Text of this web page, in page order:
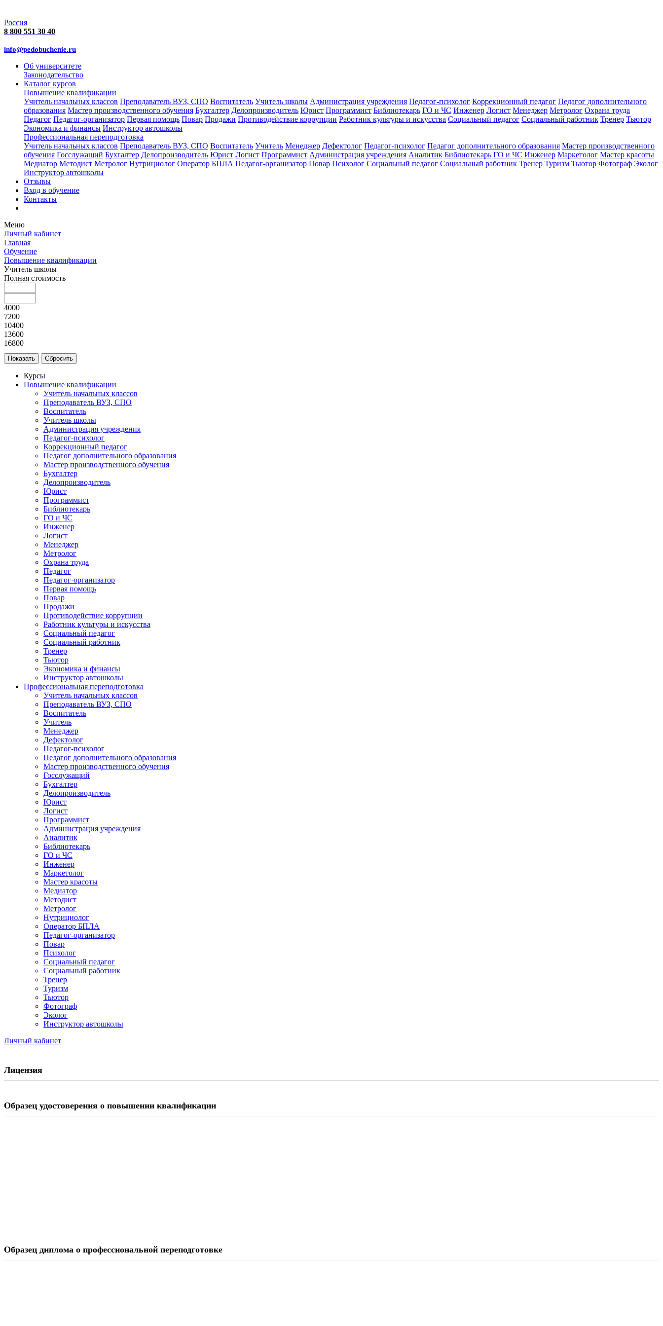
Россия
8 800 551 30 40
info@pedobuchenie.ru
Об университете
Законодательство
Каталог курсов
Повышение квалификации
Учитель начальных классов Преподаватель ВУЗ, СПО Воспитатель Учитель школы Администрация учреждения Педагог-психолог Коррекционный педагог Педагог дополнительного
образования Мастер производственного обучения Бухгалтер Делопроизводитель Юрист Программист Библиотекарь ГО и ЧС Инженер Логист Менеджер Метролог Охрана труда
Педагог Педагог-организатор Первая помощь Повар Продажи Противодействие коррупции Работник культуры и искусства Социальный педагог Социальный работник Тренер Тьютор
Экономика и финансы Инструктор автошколы
Профессиональная переподготовка
Учитель начальных классов Преподаватель ВУЗ, СПО Воспитатель Учитель Менеджер Дефектолог Педагог-психолог Педагог дополнительного образования Мастер производственного
обучения Госслужащий Бухгалтер Делопроизводитель Юрист Логист Программист Администрация учреждения Аналитик Библиотекарь ГО и ЧС Инженер Маркетолог Мастер красоты
Медиатор Методист Метролог Нутрициолог Оператор БПЛА Педагог-организатор Повар Психолог Социальный педагог Социальный работник Тренер Туризм Тьютор Фотограф Эколог
Инструктор автошколы
Отзывы
Вход в обучение
Контакты
Меню
Личный кабинет
Главная
Обучение
Повышение квалификации
Учитель школы
Полная стоимость
4000
7200
10400
13600
16800
Курсы
Повышение квалификации
Учитель начальных классов
Преподаватель ВУЗ, СПО
Воспитатель
Учитель школы
Администрация учреждения
Педагог-психолог
Коррекционный педагог
Педагог дополнительного образования
Мастер производственного обучения
Бухгалтер
Делопроизводитель
Юрист
Программист
Библиотекарь
ГО и ЧС
Инженер
Логист
Менеджер
Метролог
Охрана труда
Педагог
Педагог-организатор
Первая помощь
Повар
Продажи
Противодействие коррупции
Работник культуры и искусства
Социальный педагог
Социальный работник
Тренер
Тьютор
Экономика и финансы
Инструктор автошколы
Профессиональная переподготовка
Учитель начальных классов
Преподаватель ВУЗ, СПО
Воспитатель
Учитель
Менеджер
Дефектолог
Педагог-психолог
Педагог дополнительного образования
Мастер производственного обучения
Госслужащий
Бухгалтер
Делопроизводитель
Юрист
Логист
Программист
Администрация учреждения
Аналитик
Библиотекарь
ГО и ЧС
Инженер
Маркетолог
Мастер красоты
Медиатор
Методист
Метролог
Нутрициолог
Оператор БПЛА
Педагог-организатор
Повар
Психолог
Социальный педагог
Социальный работник
Тренер
Туризм
Тьютор
Фотограф
Эколог
Инструктор автошколы
Личный кабинет
Лицензия
Образец удостоверения о повышении квалификации
Образец диплома о профессиональной переподготовке